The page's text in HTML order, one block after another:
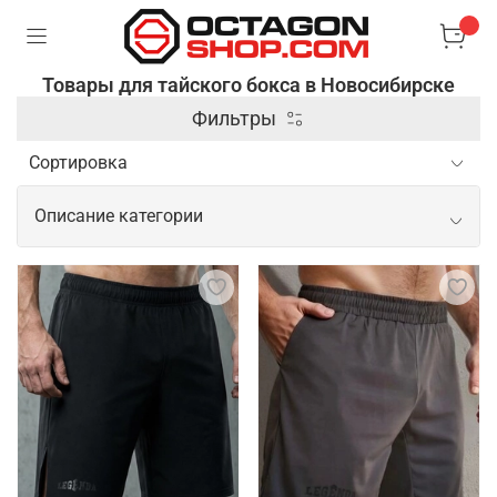
Товары для тайского бокса в Новосибирске
Фильтры
Описание категории
Профессиональные товары для
тайского бокса
Для тайского бокса необходима
специализированная экипировка, которая
обеспечивает защиту и комфорт во время
спаррингов и тренировок. Основными элементами
являются боксерские перчатки, бинты для рук и
шорты, выполненные из легких и дышащих